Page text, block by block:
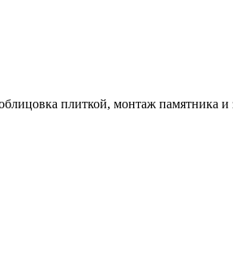
плиткой, монтаж памятника